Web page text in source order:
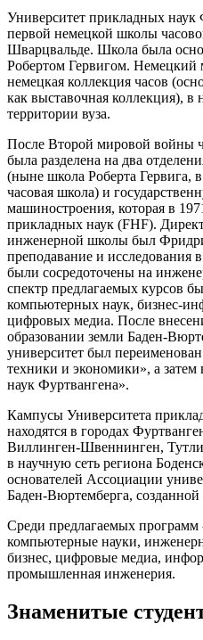
Университет прикладных наук
первой немецкой школы
Шварцвальде. Школа была
Робертом Гервигом. Немецкий
немецкая коллекция часов
как выставочная коллекция), в
территории вуза.
После Второй мировой войны
была разделена на два
(ныне школа Роберта Гервига,
часовая школа) и
машиностроения, которая в
прикладных наук (FHF).
инженерной школы был
преподавание и исследования
были сосредоточены на
спектр предлагаемых курсов
компьютерных наук, бизнес-
цифровых медиа. После
образовании земли Баден-
университет был
техники и экономики», а
наук Фуртвангена».
Кампусы Университета
находятся в городах
Виллинген-Швеннинген,
в научную сеть региона
основателей Ассоциации
Баден-Вюртемберга, созданной
Среди предлагаемых программ
компьютерные науки,
бизнес, цифровые медиа,
промышленная инженерия.
Знаменитые